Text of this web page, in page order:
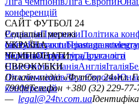
конференцій
САЙТ ФУТБОЛ 24
РедакціяПрогнозиПолітика
сайтуКонтактиПравила
політикаСтруктура власності
Соціальні мережі
facebookxyoutubeinstagram
УКРАЇНА
УкраїнаПерша лігаДруга ліга
ЧЕМПІОНАТИ
НімеччинаІспаніяАнгліяІталія
ЄВРОКУБКИ
Ліга чемпіонівЛіга Європи
конференцій
Онлайн-медіа «Футбол 24»пл.
79008Телефон +380 (32) 229-77-
— legal@24tv.com.ua